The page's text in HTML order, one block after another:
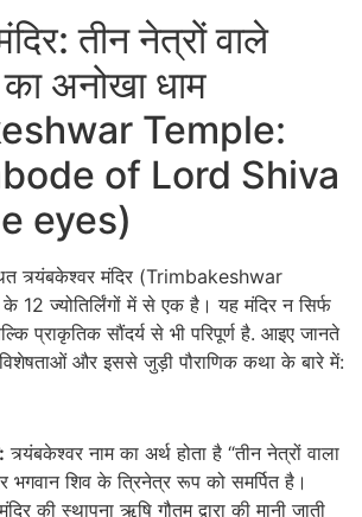
तीन नेत्रों वाले
अनोखा धाम
Temple:
of Lord Shiva
eyes)
त्र्यंबकेश्वर मंदिर (Trimbakeshwar
12 ज्योतिर्लिंगों में से एक है। यह मंदिर न सिर्फ
प्राकृतिक सौंदर्य से भी परिपूर्ण है. आइए जानते
और इससे जुड़ी पौराणिक कथा के बारे में:
त्र्यंबकेश्वर नाम का अर्थ होता है “तीन नेत्रों वाला
भगवान शिव के त्रिनेत्र रूप को समर्पित है।
की स्थापना ऋषि गौतम द्वारा की मानी जाती